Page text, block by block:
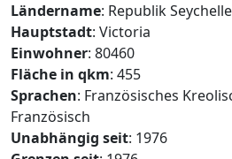
Ländername: Republik
Hauptstadt: Victoria
Einwohner: 80460
Fläche in qkm: 455
Sprachen: Französisches
Französisch
Unabhängig seit: 1976